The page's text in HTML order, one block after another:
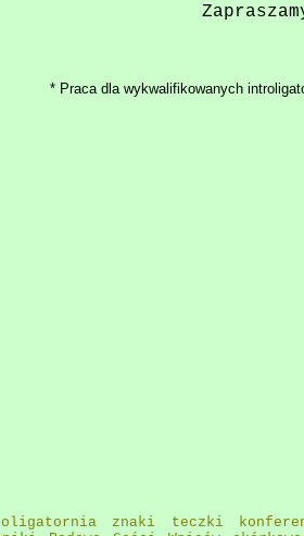
* Praca dla wykwalifikowanych
znaki teczki